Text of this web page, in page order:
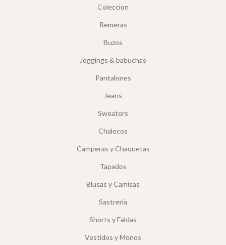
Coleccion
Remeras
Buzos
Joggings & babuchas
Pantalones
Jeans
Sweaters
Chalecos
Camperas y Chaquetas
Tapados
Blusas y Camisas
Sastrería
Shorts y Faldas
Vestidos y Monos